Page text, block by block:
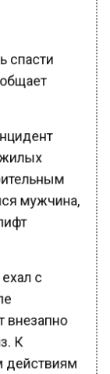
жилых
мужчина,
с
внезапно
К
действиям